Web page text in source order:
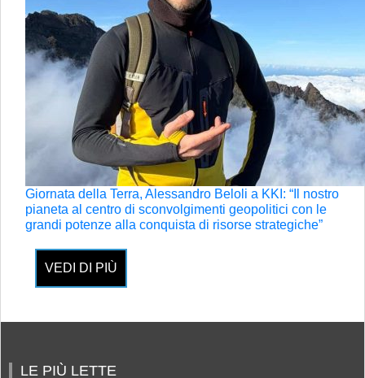
Giornata della Terra, Alessandro Beloli a KKI: “Il nostro
pianeta al centro di sconvolgimenti geopolitici con le
grandi potenze alla conquista di risorse strategiche”
VEDI DI PIÙ
LE PIÙ LETTE